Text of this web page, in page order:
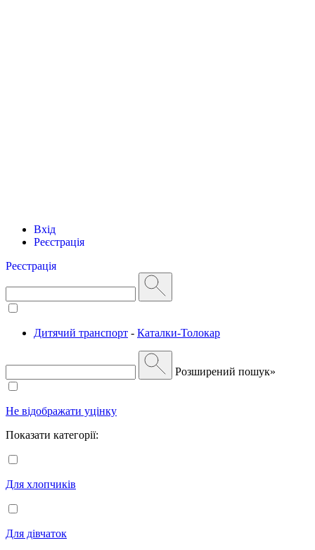
Вхід
Реєстрація
Реєстрація
Дитячий транспорт - Каталки-Толокар
Розширений пошук»
Не відображати уцінку
Показати категорії:
Для хлопчиків
Для дівчаток